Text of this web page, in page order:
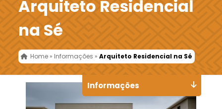
Arquiteto Residencial
na Sé
Home » Informações »Arquiteto Residencial na Sé
Informações